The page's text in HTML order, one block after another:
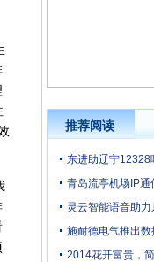
推荐阅读
东进助辽宁12328
青岛流亭机场IP通
灵云智能语音助
施耐德电气推出
2014花开富贵，